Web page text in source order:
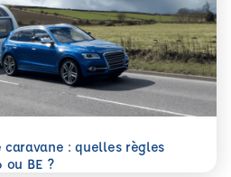
: quelles règles
ou BE ?
: quelles règles selon le